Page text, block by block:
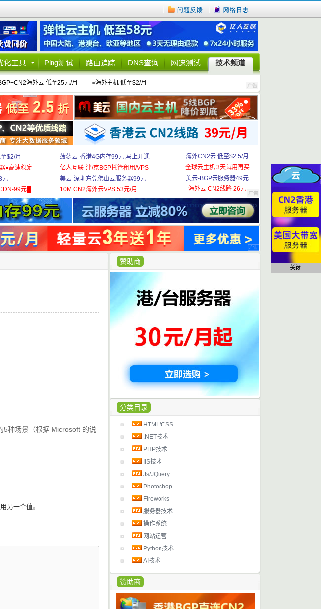
化工具 Ping测试 路由追踪 DNS查询 网速测试 技术频道
海外云 低至25元/月 ●海外主机 低至$2/月
$2/月
●高速稳定
元
99元█
菠萝云-香港4G内存99元,马上开通
亿人互联-津/京BGP托管租用/VPS
美云-深圳东莞佛山云服务器99元
10M CN2海外云VPS 53元/月
海外CN2云 低至$2.5/月
全球云主机 3天试用再买
美云-BGP云服务器49元
海外云 CN2线路 26元
赞助商
分类目录
HTML/CSS
.NET技术
PHP技术
IIS技术
Js/JQuery
Photoshop
Fireworks
服务器技术
操作系统
网站运营
Python技术
AI技术
赞助商
5种场景（根据 Microsoft 的说
另一个值。
关闭